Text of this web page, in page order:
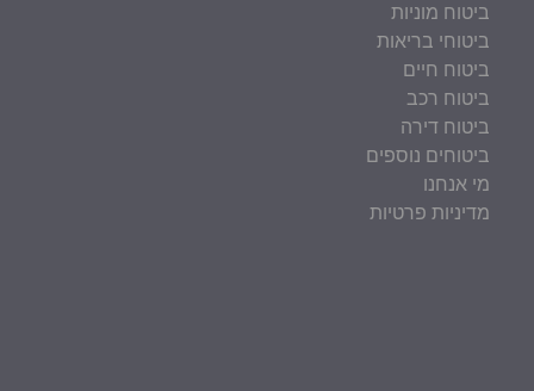
ביטוח מוניות
ביטוחי בריאות
ביטוח חיים
ביטוח רכב
ביטוח דירה
ביטוחים נוספים
מי אנחנו
מדיניות פרטיות